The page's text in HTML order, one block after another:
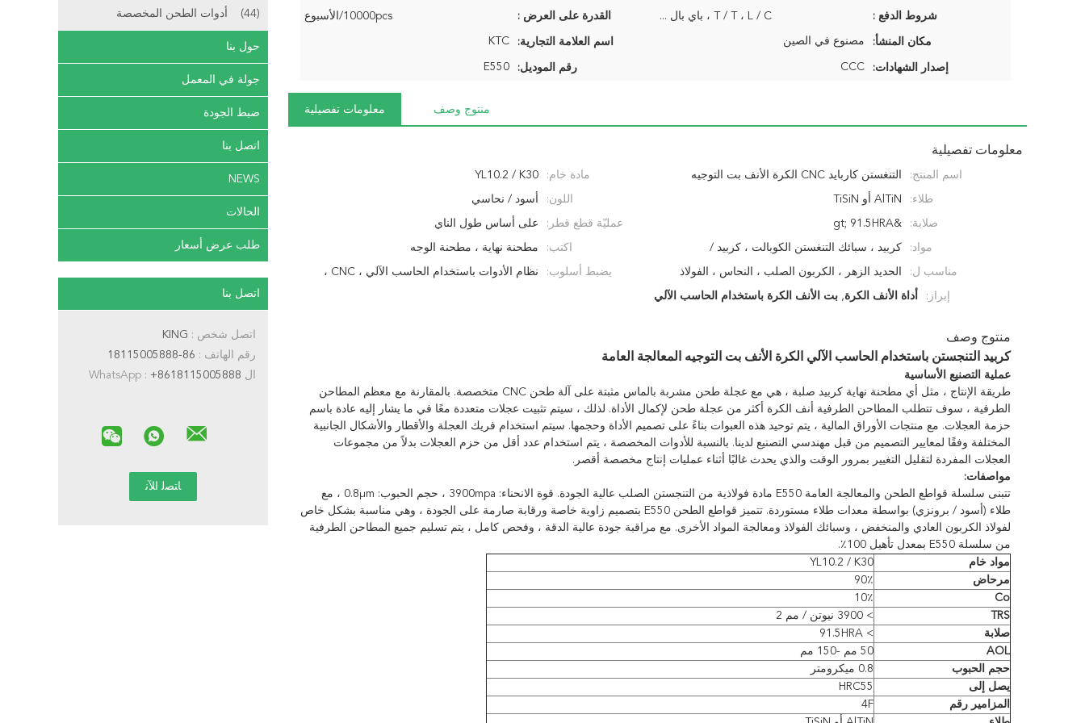
أدوات الطحن المخصصة (44)
حول بنا
جولة في المعمل
ضبط الجودة
اتصل بنا
NEWS
الحالات
طلب عرض أسعار
اتصل بنا
اتصل شخص :
رقم الهاتف :
ال WhatsApp : +8618115005888
شروط الدفع : T / T ، L / C ، باي بال ... القدرة على العرض : 10000pcs/الأسبوع
مكان المنشأ: مصنوع في الصين اسم العلامة التجارية: KTC
إصدار الشهادات: CCC رقم الموديل: E550
معلومات تفصيلية منتوج وصف
معلومات تفصيلية
اسم المنتج: التنغستن كاربايد CNC الكرة الأنف بت التوجيه
معالجة عامة
مادة خام: YL10.2 / K30
طلاء: AlTiN أو TiSiN اللون: أسود / نحاسي
صلابة: &gt; 91.5HRA عمليّة قطع قطر: على أساس طول الناي
مواد: كربيد ، سبائك التنغستن الكوبالت ، كربيد /
التنغستن
اكتب: مطحنة نهاية ، مطحنة الوجه
مناسب ل: الحديد الزهر ، الكربون الصلب ، النحاس ، الفولاذ
المقاوم للصدأ ، كوبر
يضبط أسلوب: نظام الأدوات باستخدام الحاسب الآلي ، CNC ،
إبراز: أداة الأنف الكرة, بت الأنف الكرة باستخدام الحاسب الآلي
منتوج وصف
كربيد التنجستن باستخدام الحاسب الآلي الكرة الأنف بت التوجيه المعالجة العامة
عملية التصنيع الأساسية
طريقة الإنتاج ، مثل أي مطحنة نهاية كربيد صلبة ، هي مع عجلة طحن مشربة بالماس مثبتة على آلة طحن CNC متخصصة.
بالمقارنة مع معظم المطاحن
الطرفية ، سوف تتطلب المطاحن الطرفية أنف الكرة أكثر من عجلة طحن لإكمال الأداة. لذلك ، سيتم تثبيت عجلات متعددة معًا في ما يشار إليه عادة باسم
حزمة العجلات. مع منتجات الأوراق المالية ، يتم توحيد هذه العبوات بناءً على تصميم الأداة وحجمها. سيتم استخدام فريك العجلة والأقطار والأشكال الجانبية
المختلفة وفقًا لمعايير التصميم من قبل مهندسي التصنيع لدينا. بالنسبة للأدوات المخصصة ، يتم استخدام عدد أقل من حزم العجلات بدلاً من مجموعات
العجلات المفردة لتقليل التغيير بمرور الوقت والذي يحدث غالبًا أثناء عمليات إنتاج مخصصة أقصر.
مواصفات:
تتبنى سلسلة قواطع الطحن والمعالجة العامة E550 مادة فولاذية من التنجستن الصلب عالية الجودة. قوة الانحناء: 3900mpa ، حجم الحبوب: 0.8μm ، مع
طلاء (أسود / برونزي) بواسطة معدات طلاء مستوردة. تتميز قواطع الطحن E550 بتصميم زاوية خاصة ورقابة صارمة على الجودة ، وهي مناسبة بشكل خاص
لفولاذ الكربون العادي والمنخفض ، وسبائك الفولاذ ومعالجة المواد الأخرى. مع مراقبة جودة عالية الدقة ، وفحص كامل ، يتم تسليم جميع المطاحن الطرفية
من سلسلة E550 بمعدل تأهيل 100٪.
مواد خام
YL10.2 / K30
مرحاض
90٪
Co
10٪
TRS
> 3900 نيوتن / مم 2
صلابة
> 91.5HRA
AOL
50 مم -150 مم
حجم الحبوب
0.8 ميكرومتر
يصل إلى
HRC55
المزامير رقم
4F